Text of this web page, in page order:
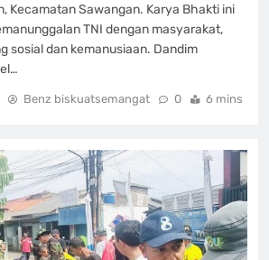
Kecamatan Sawangan. Karya Bhakti ini
TNI dengan masyarakat,
sosial dan kemanusiaan. Dandim
Benz biskuatsemangat 0 6 mins